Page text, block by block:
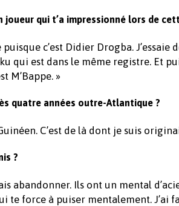
qui t’a impressionné lors de
c’est Didier Drogba. J’essaie
qui est dans le même registre. Et
M’Bappe. »
quatre années outre-Atlantique ?
C’est de là dont je suis
?
abandonner. Ils ont un mental
te force à puiser mentalement. J’ai